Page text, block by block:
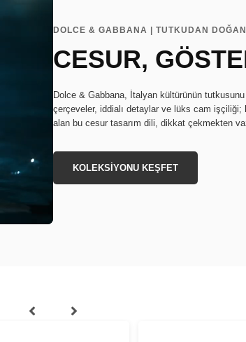
DOLCE & GABBANA | TUTKUDAN
CESUR,
Dolce & Gabbana, İtalyan kültürünün
çerçeveler, iddialı detaylar ve lüks cam
alan bu cesur tasarım dili, dikkat çekmekten
KOLEKSİYONU KEŞFET